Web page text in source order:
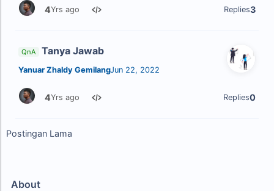
3
Replies
4Yrs ago
QnA Tanya Jawab
Yanuar Zhaldy GemilangJun 22, 2022
0
Replies
4Yrs ago
Postingan Lama
About